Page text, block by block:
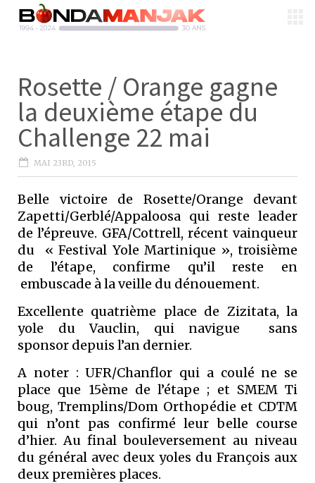
Rosette / Orange gagne
la deuxième étape du
Challenge 22 mai
MAI 23RD, 2015
Belle victoire de Rosette/Orange devant
Zapetti/Gerblé/Appaloosa qui reste leader
de l’épreuve. GFA/Cottrell, récent vainqueur
du « Festival Yole Martinique », troisième
de l’étape, confirme qu’il reste en
embuscade à la veille du dénouement.
Excellente quatrième place de Zizitata, la
yole du Vauclin, qui navigue sans
sponsor depuis l’an dernier.
A noter : UFR/Chanflor qui a coulé ne se
place que 15ème de l’étape ; et SMEM Ti
boug, Tremplins/Dom Orthopédie et CDTM
qui n’ont pas confirmé leur belle course
d’hier. Au final bouleversement au niveau
du général avec deux yoles du François aux
deux premières places.